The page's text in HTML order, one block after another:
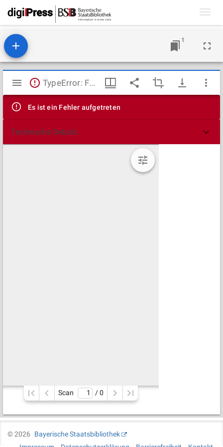
1
Mirador
Viewer
TypeError: Failed to fetch
Es ist ein Fehler aufgetreten
Technische Details
Scan / 0
©2026
Bayerische Staatsbibliothek